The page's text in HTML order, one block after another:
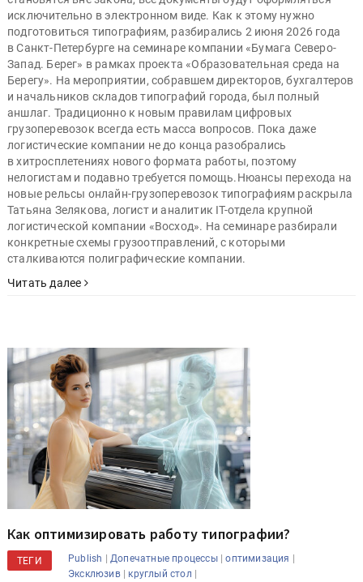
исключительно в электронном виде. Как к этому нужно
подготовиться типографиям, разбирались 2 июня 2026 года
в Санкт-Петербурге на семинаре компании «Бумага Северо-
Запад. Берег» в рамках проекта «Образовательная среда на
Берегу». На мероприятии, собравшем директоров, бухгалтеров
и начальников складов типографий города, был полный
аншлаг. Традиционно к новым правилам цифровых
грузоперевозок всегда есть масса вопросов. Пока даже
логистические компании не до конца разобрались
в хитросплетениях нового формата работы, поэтому
нелогистам и подавно требуется помощь.Нюансы перехода на
новые рельсы онлайн-грузоперевозок типографиям раскрыла
Татьяна Зелякова, логист и аналитик IT-отдела крупной
логистической компании «Восход». На семинаре разбирали
конкретные схемы грузоотправлений, с которыми
сталкиваются полиграфические компании.
Читать далее
Как оптимизировать работу типографии?
ТЕГИ Publish |Допечатные процессы|оптимизация |
Эксклюзив| круглый стол |